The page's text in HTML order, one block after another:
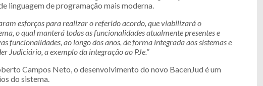
linguagem de programação mais moderna.
esforços para realizar o referido acordo, que viabilizará o
o qual manterá todas as funcionalidades atualmente presentes e
funcionalidades, ao longo dos anos, de forma integrada aos sistemas e
Judiciário, a exemplo da integração ao PJe.”
Campos Neto, o desenvolvimento do novo BacenJud é um
do sistema.